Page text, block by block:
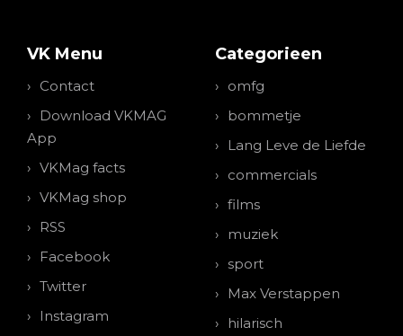
VK Menu
Contact
Download VKMAG
App
VKMag facts
VKMag shop
RSS
Facebook
Twitter
Instagram
Categorieen
omfg
bommetje
Lang Leve de Liefde
commercials
films
muziek
sport
Max Verstappen
hilarisch